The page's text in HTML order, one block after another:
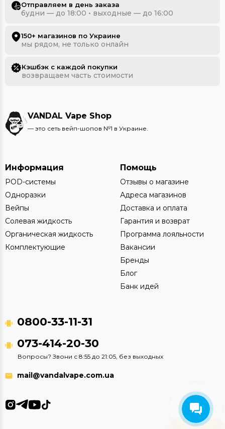
Отправляем в день заказа
будни — до 18:00 • выходные — до 16:00
150+ магазинов по Украине
мы рядом, не только онлайн
Кэшбэк с каждой покупки
возвращаем часть стоимости
VANDAL Vape Shop
— это сеть вейп-шопов №1 в Украине.
Информация
POD-системы
Одноразки
Вейпы
Солевая жидкость
Органическая жидкость
Комплектующие
Помощь
Отзывы о магазине
Адреса магазинов
Доставка и оплата
Гарантия и возврат
Программа лояльности
Вакансии
Бренды
Блог
Банк идей
0800-33-11-31
073-414-20-30
Вопросы? Звони с 8:55 до 21:05, без выходных
mail@vandalvape.com.ua